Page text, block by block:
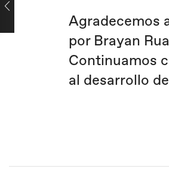
Agradecemos
por Brayan
Continuamos
al desarrollo